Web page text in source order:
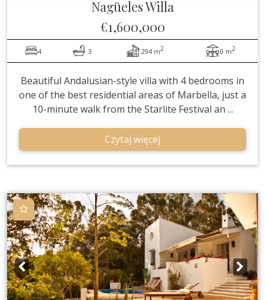
NagüelesWilla
€1,600,000
4 3 294 m2 0 m2
Beautiful Andalusian-style villa with 4 bedrooms in
one of the best residential areas of Marbella, just a
10-minute walk from the Starlite Festival an ...
Czytaj więcej